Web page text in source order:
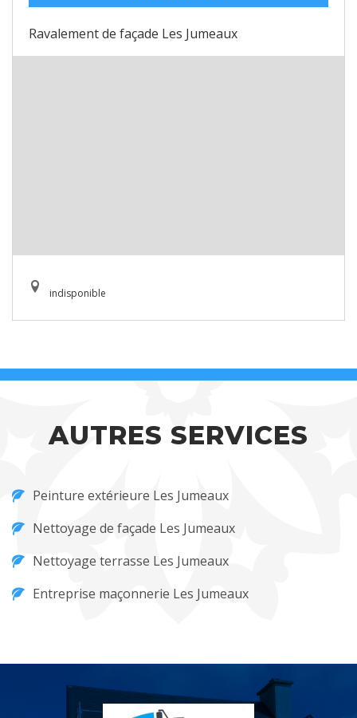
Ravalement de façade Les Jumeaux
indisponible
AUTRES SERVICES
Peinture extérieure Les Jumeaux
Nettoyage de façade Les Jumeaux
Nettoyage terrasse Les Jumeaux
Entreprise maçonnerie Les Jumeaux